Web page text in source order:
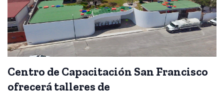
Centro de Capacitación San Francisco
ofrecerá talleres de